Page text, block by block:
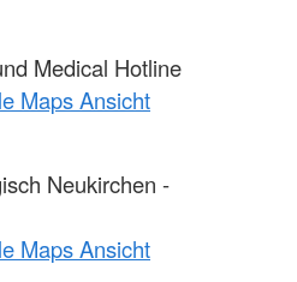
Medical Hotline
Maps Ansicht
Neukirchen -
Maps Ansicht